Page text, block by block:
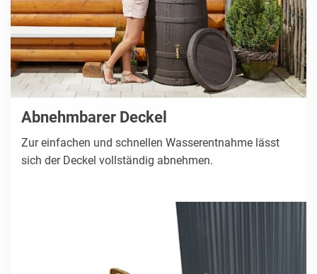
Abnehmbarer Deckel
Zur einfachen und schnellen Wasserentnahme lässt
sich der Deckel vollständig abnehmen.